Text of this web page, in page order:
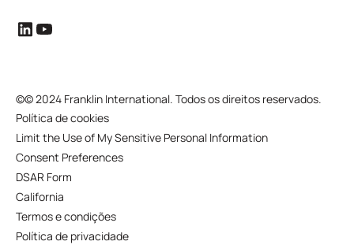
©© 2024 Franklin International. Todos os direitos reservados.
Política de cookies
Limit the Use of My Sensitive Personal Information
Consent Preferences
DSAR Form
California
Termos e condições
Política de privacidade